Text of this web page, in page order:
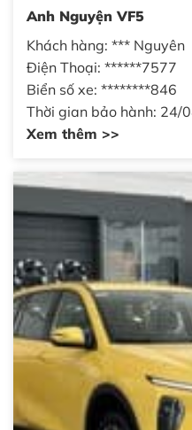
Anh Nguyện VF5
Khách hàng: *** Nguyên
Điện Thoại: ******7577
Biển số xe: ********846
Thời gian bảo hành:
Xem thêm >>